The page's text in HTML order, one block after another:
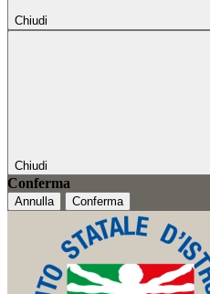
Chiudi
Chiudi
Conferma
Annulla Conferma